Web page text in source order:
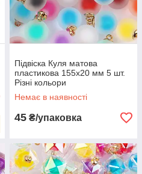
Підвіска Куля матова
пластикова 155х20 мм 5 шт.
Різні кольори
Немає в наявності
45 ₴/упаковка